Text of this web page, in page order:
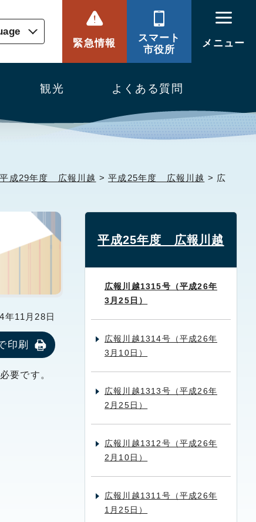
緊急情報
スマート
市役所
メニュー
観光 よくある質問
成29年度 広報川越 >平成25年度 広報川越 > 広
11月28日
印刷
要です。
平成25年度 広報川越
広報川越1315号（平成26年
3月25日）
広報川越1314号（平成26年
3月10日）
広報川越1313号（平成26年
2月25日）
広報川越1312号（平成26年
2月10日）
広報川越1311号（平成26年
1月25日）